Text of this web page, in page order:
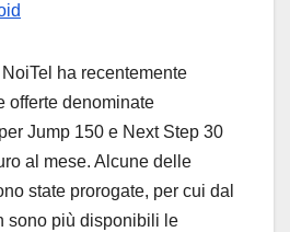
NoiTel ha recentemente
offerte denominate
Jump 150 e Next Step 30
al mese. Alcune delle
state prorogate, per cui dal
sono più disponibili le